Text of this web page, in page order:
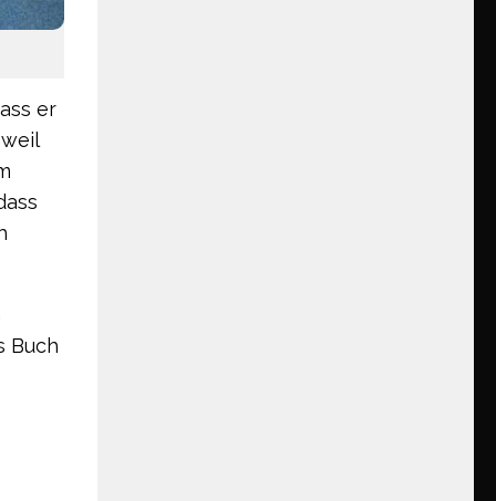
er
Buch